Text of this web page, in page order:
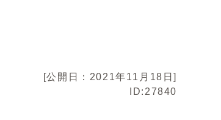
[公開日：2021年11月18日]
ID:27840